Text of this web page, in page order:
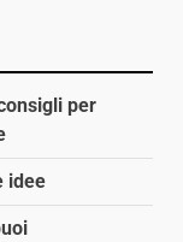
per
idee